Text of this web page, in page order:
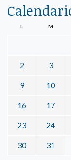
L M
2 3
9 10
16 17
23 24
30 31